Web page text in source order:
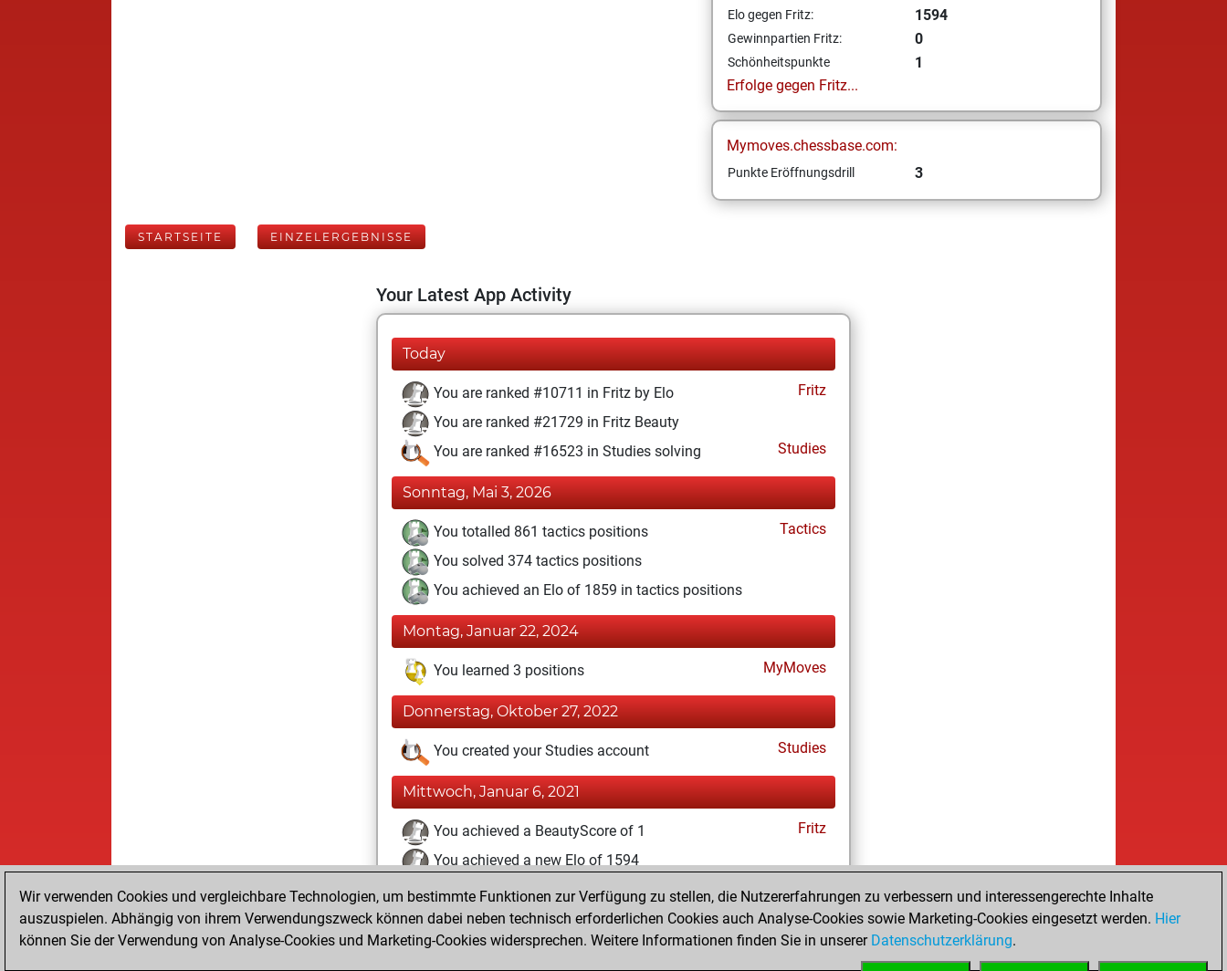
Elo gegen Fritz: 1594
Gewinnpartien Fritz: 0
Schönheitspunkte
1
Erfolge gegen Fritz...
Mymoves.chessbase.com:
Punkte Eröffnungsdrill 3
STARTSEITE EINZELERGEBNISSE
Your Latest App Activity
Today
You are ranked #10711 in Fritz by Elo
Fritz
You are ranked #21729 in Fritz Beauty
You are ranked #16523 in Studies solving
Studies
Sonntag, Mai 3, 2026
You totalled 861 tactics positions
Tactics
You solved 374 tactics positions
You achieved an Elo of 1859 in tactics positions
Montag, Januar 22, 2024
You learned 3 positions MyMoves
Donnerstag, Oktober 27, 2022
You created your Studies account Studies
Mittwoch, Januar 6, 2021
You achieved a BeautyScore of 1
Fritz
You achieved a new Elo of 1594
Dienstag, Januar 5, 2021
You created your Fritz account Fritz
Wir verwenden Cookies und vergleichbare Technologien, um bestimmte Funktionen zur Verfügung zu stellen, die Nutzererfahrungen zu verbessern und interessengerechte Inhalte
auszuspielen. Abhängig von ihrem Verwendungszweck können dabei neben technisch erforderlichen Cookies auch Analyse-Cookies sowie Marketing-Cookies eingesetzt werden. Hier
können Sie der Verwendung von Analyse-Cookies und Marketing-Cookies widersprechen. Weitere Informationen finden Sie in unserer Datenschutzerklärung.